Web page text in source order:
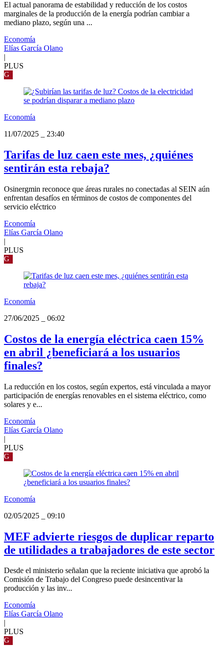
El actual panorama de estabilidad y reducción de los costos
marginales de la producción de la energía podrían cambiar a
mediano plazo, según una ...
Economía
Elías García Olano
|
PLUS
G
Economía
11/07/2025
23:40
Tarifas de luz caen este mes, ¿quiénes
sentirán esta rebaja?
Osinergmin reconoce que áreas rurales no conectadas al SEIN aún
enfrentan desafíos en términos de costos de componentes del
servicio eléctrico
Economía
Elías García Olano
|
PLUS
G
Economía
27/06/2025
06:02
Costos de la energía eléctrica caen 15%
en abril ¿beneficiará a los usuarios
finales?
La reducción en los costos, según expertos, está vinculada a mayor
participación de energías renovables en el sistema eléctrico, como
solares y e...
Economía
Elías García Olano
|
PLUS
G
Economía
02/05/2025
09:10
MEF advierte riesgos de duplicar reparto
de utilidades a trabajadores de este sector
Desde el ministerio señalan que la reciente iniciativa que aprobó la
Comisión de Trabajo del Congreso puede desincentivar la
producción y las inv...
Economía
Elías García Olano
PLUS
G